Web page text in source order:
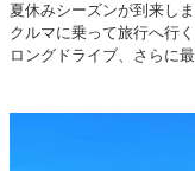
夏休みシーズンが到来し
クルマに乗って旅行へ行
ロングドライブ、さらに